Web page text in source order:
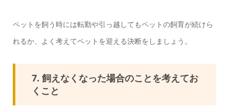
ペットを飼う時には転勤や引っ越してもペットの飼育が続けら
れるか、よく考えてペットを迎える決断をしましょう。
7. 飼えなくなった場合のことを考えてお
くこと